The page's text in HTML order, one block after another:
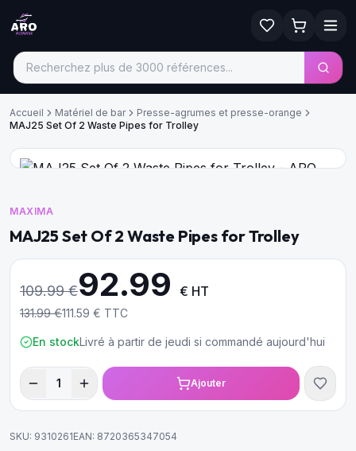
Accueil Matériel de bar
Presse-agrumes et presse-orange
MAJ25 Set Of 2 Waste Pipes for Trolley
MAXIMA
MAJ25 Set Of 2 Waste Pipes for Trolley
109.99€92.99 € HT
131.99€111.59 € TTC
En stockLivré à partir de jeudi si commandé aujourd'hui
1 Ajouter
SKU: 9310261EAN: 8720365347054